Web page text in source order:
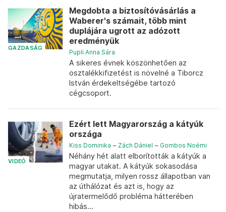
GAZDASÁG
Megdobta a biztosítóvásárlás a
Waberer's számait, több mint
duplájára ugrott az adózott
eredményük
Pupli Anna Sára
A sikeres évnek köszönhetően az
osztalékkifizetést is növelné a Tiborcz
István érdekeltségébe tartozó
cégcsoport.
VIDEÓ
Ezért lett Magyarország a kátyúk
országa
Kiss Dominika – Zách Dániel – Gombos Noémi
Néhány hét alatt elborították a kátyúk a
magyar utakat. A kátyúk sokasodása
megmutatja, milyen rossz állapotban van
az úthálózat és azt is, hogy az
újratermelődő probléma hátterében
hibás...